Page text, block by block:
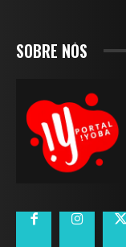
SOBRE NÓS